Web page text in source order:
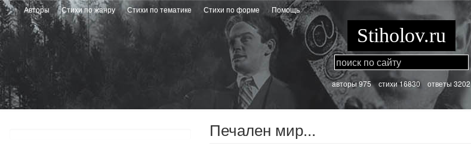
Перейти
к
основному
содержанию
Авторы Стихи по жанру Стихи по тематике Стихи по форме Помощь
Stiholov.ru
aвторы 975 стихи16830 ответы 3202
Печален мир...